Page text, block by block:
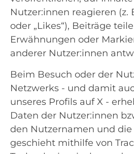
Nutzer:innen reagieren (z.
oder „Likes“), Beiträge
Erwähnungen oder
anderer Nutzer:innen
Beim Besuch oder der
Netzwerks - und damit
unseres Profils auf X -
Daten der Nutzer:innen
den Nutzernamen und die
geschieht mithilfe von